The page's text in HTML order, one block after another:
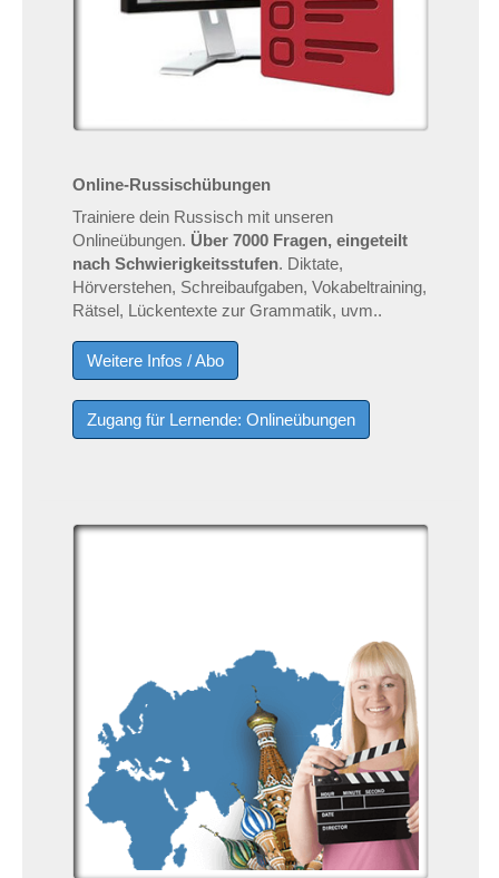
Online-Russischübungen
Trainiere dein Russisch mit unseren
Onlineübungen. Über 7000 Fragen, eingeteilt
nach Schwierigkeitsstufen. Diktate,
Hörverstehen, Schreibaufgaben, Vokabeltraining,
Rätsel, Lückentexte zur Grammatik, uvm..
Weitere Infos / Abo
Zugang für Lernende: Onlineübungen